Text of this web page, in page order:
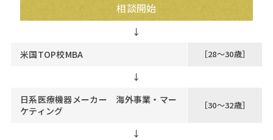
相談開始
米国TOP校MBA ［28～30歳］
↓
日系医療機器メーカー 海外事業・マー
ケティング
［30～32歳］
↓